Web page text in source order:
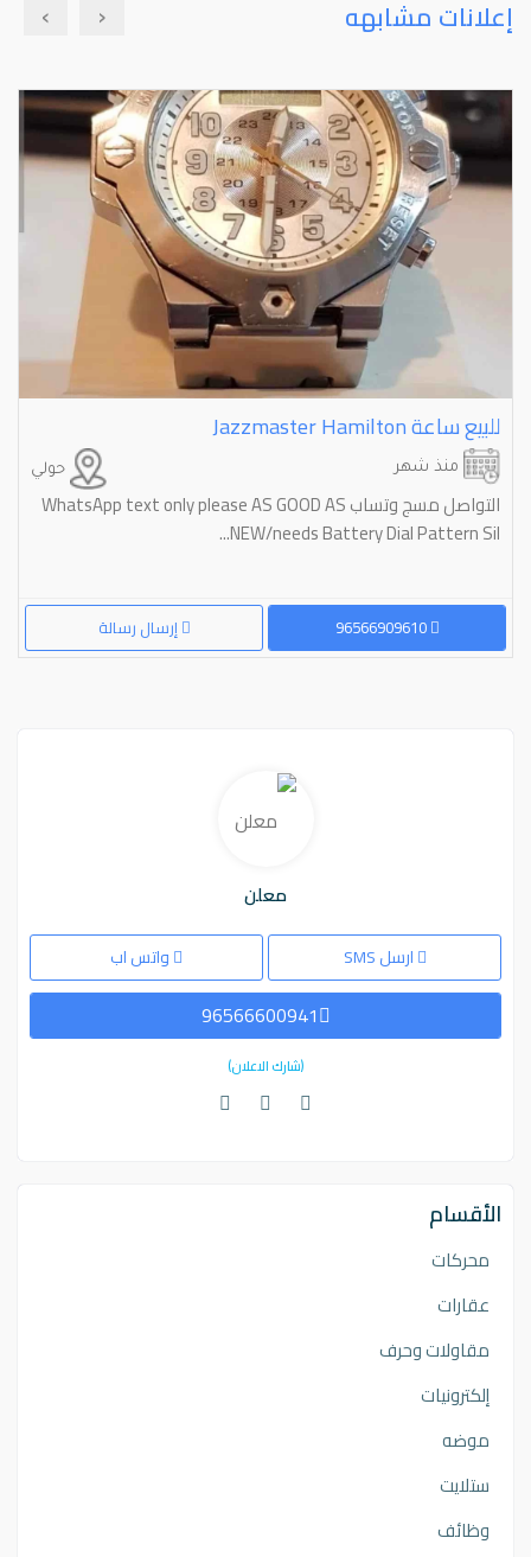
إعلانات مشابهه
للبيع ساعة ⁦⁦Hamilton⁩⁩ ⁦⁦Jazzmaster⁩⁩
حولي منذ شهر
التواصل مسج وتساب WhatsApp text only please AS GOOD AS
NEW/needs Battery Dial Pattern Sil...
إرسال رسالة 96566909610
‹
›
معلن
ارسل SMS واتس اب
96566600941
(شارك الاعلان)
الأقسام
محركات
عقارات
مقاولات وحرف
إلكترونيات
موضه
ستلايت
وظائف